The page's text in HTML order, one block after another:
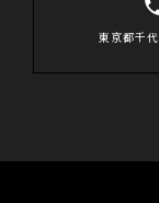
東京都千